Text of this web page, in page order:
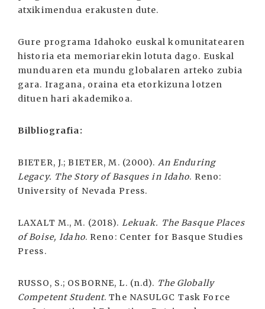
atxikimendua erakusten dute.
Gure programa Idahoko euskal komunitatearen
historia eta memoriarekin lotuta dago. Euskal
munduaren eta mundu globalaren arteko zubia
gara. Iragana, oraina eta etorkizuna lotzen
dituen hari akademikoa.
Bilbliografia:
BIETER, J.; BIETER, M. (2000). An Enduring
Legacy. The Story of Basques in Idaho. Reno:
University of Nevada Press.
LAXALT M., M. (2018). Lekuak. The Basque Places
of Boise, Idaho. Reno: Center for Basque Studies
Press.
RUSSO, S.; OSBORNE, L. (n.d). The Globally
Competent Student. The NASULGC Task Force